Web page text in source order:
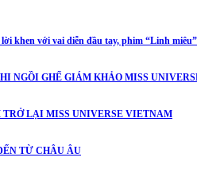
khen với vai diễn đầu tay, phim “Linh
NGỒI GHẾ GIÁM KHẢO MISS
LẠI MISS UNIVERSE VIETNAM
TỪ CHÂU ÂU